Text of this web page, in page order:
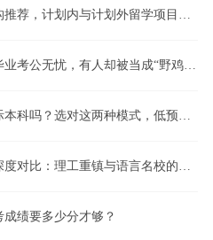
2026年知名的中外合作办学机构推荐，计划内与计划外留学项目怎么选，4+0、3+1、2+2国际本科模式深度解析
同样是国际本科，为什么有人毕业考公无忧，有人却被当成“野鸡”？计划内留学vs计划外留学，一文看懂！
每年只有10万预算，还能读国际本科吗？选对这两种模式，低预算也能逆袭！
电子科大与北外国际本科项目深度对比：理工重镇与语言名校的路径博弈
绩要多少分才够？